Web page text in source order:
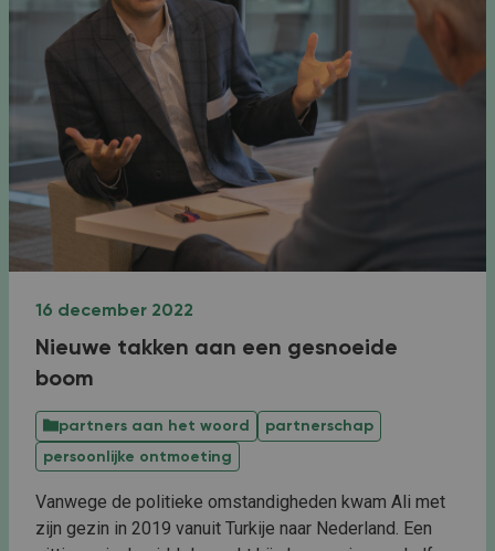
16 december 2022
Nieuwe takken aan een gesnoeide
boom
partners aan het woord
partnerschap
persoonlijke ontmoeting
Vanwege de politieke omstandigheden kwam Ali met
zijn gezin in 2019 vanuit Turkije naar Nederland. Een